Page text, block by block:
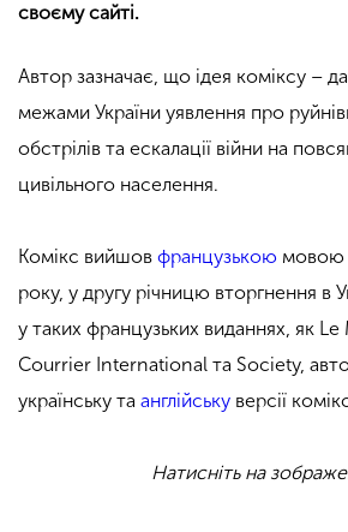
своєму сайті.
Автор зазначає, що ідея коміксу –
межами України уявлення про
обстрілів та ескалації війни на
цивільного населення.
Комікс вийшов французькою мовою
року, у другу річницю вторгнення в
у таких французьких виданнях, як
Courrier International та Society,
українську та англійську версії
Натисніть на